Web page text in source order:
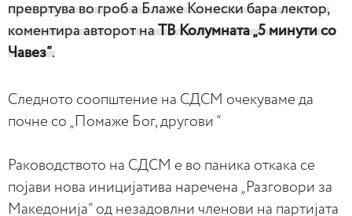
превртува во гроб а Блаже Конески бара лектор,
коментира авторот наТВ Колумната „5 минути со
Чавез“.
Следното соопштение на СДСМ очекуваме да
почне со „Помаже Бог, другови “
Раководството на СДСМ е во паника откака се
појави нова иницијатива наречена „Разговори за
Македонија“ од незадовлни членови на партијата